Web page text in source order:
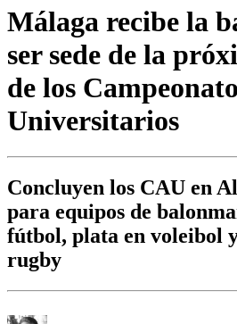
Málaga recibe la
ser sede de la
de los
Universitarios
Concluyen los CAU en
para equipos de
fútbol, plata en voleibol
rugby